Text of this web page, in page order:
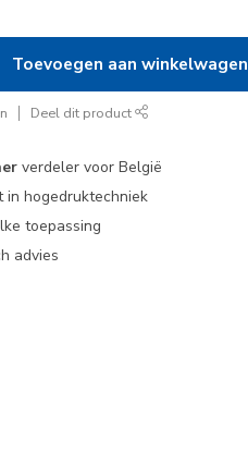
Toevoegen aan winkelwagen
Deel dit product
verdeler voor België
in hogedruktechniek
toepassing
advies